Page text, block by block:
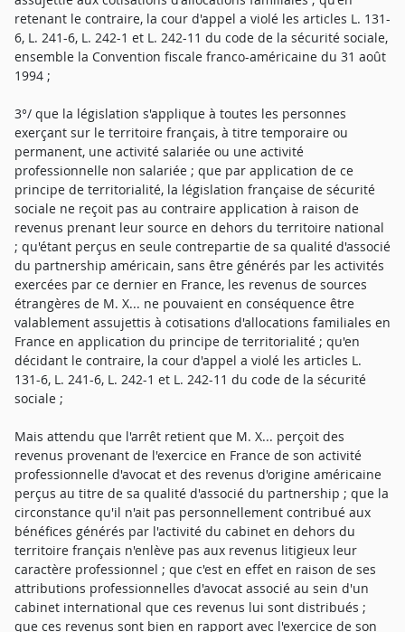
retenant le contraire, la cour d'appel a violé les articles L. 131-
6, L. 241-6, L. 242-1 et L. 242-11 du code de la sécurité sociale,
ensemble la Convention fiscale franco-américaine du 31 août
1994 ;
3°/ que la législation s'applique à toutes les personnes
exerçant sur le territoire français, à titre temporaire ou
permanent, une activité salariée ou une activité
professionnelle non salariée ; que par application de ce
principe de territorialité, la législation française de sécurité
sociale ne reçoit pas au contraire application à raison de
revenus prenant leur source en dehors du territoire national
; qu'étant perçus en seule contrepartie de sa qualité d'associé
du partnership américain, sans être générés par les activités
exercées par ce dernier en France, les revenus de sources
étrangères de M. X... ne pouvaient en conséquence être
valablement assujettis à cotisations d'allocations familiales en
France en application du principe de territorialité ; qu'en
décidant le contraire, la cour d'appel a violé les articles L.
131-6, L. 241-6, L. 242-1 et L. 242-11 du code de la sécurité
sociale ;
Mais attendu que l'arrêt retient que M. X... perçoit des
revenus provenant de l'exercice en France de son activité
professionnelle d'avocat et des revenus d'origine américaine
perçus au titre de sa qualité d'associé du partnership ; que la
circonstance qu'il n'ait pas personnellement contribué aux
bénéfices générés par l'activité du cabinet en dehors du
territoire français n'enlève pas aux revenus litigieux leur
caractère professionnel ; que c'est en effet en raison de ses
attributions professionnelles d'avocat associé au sein d'un
cabinet international que ces revenus lui sont distribués ;
que ces revenus sont bien en rapport avec l'exercice de son